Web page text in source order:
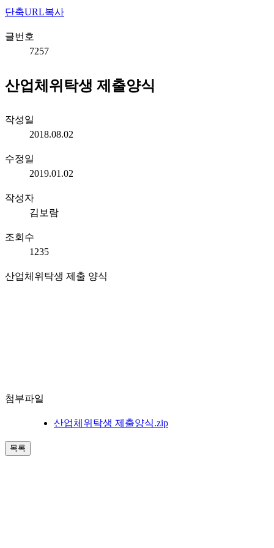
단축URL복사
글번호
7257
산업체위탁생 제출양식
작성일
2018.08.02
수정일
2019.01.02
작성자
김보람
조회수
1235
산업체위탁생 제출 양식
첨부파일
산업체위탁생 제출양식.zip